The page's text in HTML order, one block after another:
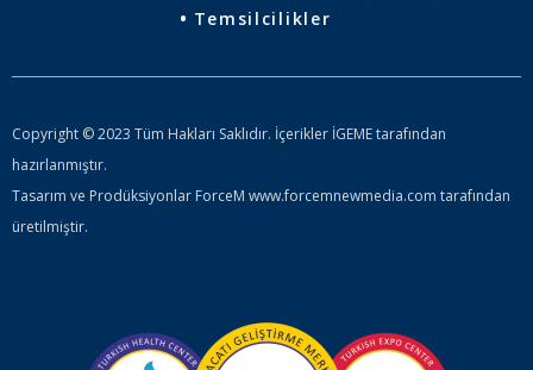
Temsilcilikler
Copyright © 2023 Tüm Hakları Saklıdır. İçerikler İGEME tarafından
hazırlanmıştır.
Tasarım ve Prodüksiyonlar ForceM www.forcemnewmedia.com tarafından
üretilmiştir.